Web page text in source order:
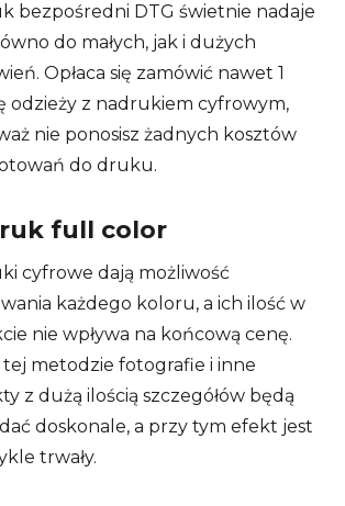
bezpośredni DTG świetnie nadaje
do małych, jak i dużych
Opłaca się zamówić nawet 1
odzieży z nadrukiem cyfrowym,
nie ponosisz żadnych kosztów
do druku.
full color
cyfrowe dają możliwość
każdego koloru, a ich ilość w
nie wpływa na końcową cenę.
tej metodzie fotografie i inne
z dużą ilością szczegółów będą
doskonale, a przy tym efekt jest
trwały.